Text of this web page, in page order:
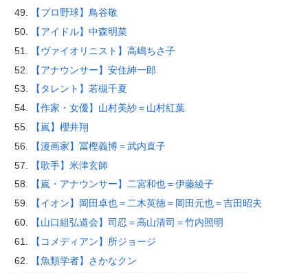
【プロ野球】鳥谷敬
【アイドル】中森明菜
【ヴァイオリニスト】高嶋ちさ子
【アナウンサー】安住紳一郎
【タレント】若槻千夏
【作家・女優】山村美紗＝山村紅葉
【嵐】櫻井翔
【漫画家】冨樫義博＝武内直子
【歌手】米津玄師
【嵐・アナウンサー】二宮和也＝伊藤綾子
【イオン】岡田卓也＝二木英徳＝岡田元也＝吉田昭夫
【山口組弘道会】司忍＝高山清司＝竹内照明
【コメディアン】所ジョージ
【魚類学者】さかなクン